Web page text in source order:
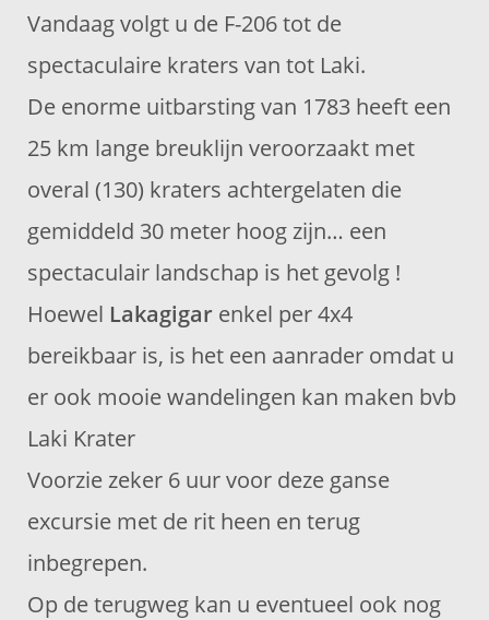
Vandaag volgt u de F-206 tot de
spectaculaire kraters van tot Laki.
De enorme uitbarsting van 1783 heeft een
25 km lange breuklijn veroorzaakt met
overal (130) kraters achtergelaten die
gemiddeld 30 meter hoog zijn… een
spectaculair landschap is het gevolg !
Hoewel Lakagigar enkel per 4x4
bereikbaar is, is het een aanrader omdat u
er ook mooie wandelingen kan maken bvb
Laki Krater
Voorzie zeker 6 uur voor deze ganse
excursie met de rit heen en terug
inbegrepen.
Op de terugweg kan u eventueel ook nog